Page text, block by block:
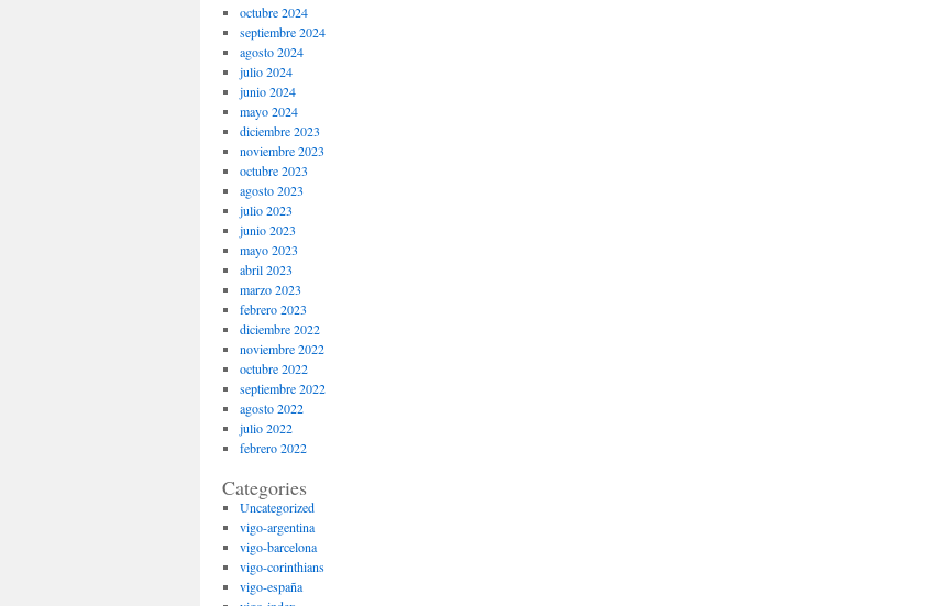
octubre 2024
septiembre 2024
agosto 2024
julio 2024
junio 2024
mayo 2024
diciembre 2023
noviembre 2023
octubre 2023
agosto 2023
julio 2023
junio 2023
mayo 2023
abril 2023
marzo 2023
febrero 2023
diciembre 2022
noviembre 2022
octubre 2022
septiembre 2022
agosto 2022
julio 2022
febrero 2022
Categories
Uncategorized
vigo-argentina
vigo-barcelona
vigo-corinthians
vigo-españa